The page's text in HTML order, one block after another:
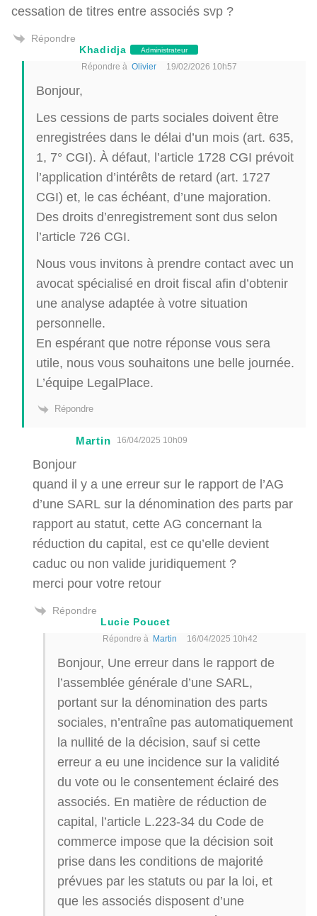
cessation de titres entre associés svp ?
Répondre
Khadidja
Administrateur
Répondre à Olivier 19/02/2026 10h57
Bonjour,
Les cessions de parts sociales doivent être
enregistrées dans le délai d’un mois (art. 635,
1, 7° CGI). À défaut, l’article 1728 CGI prévoit
l’application d’intérêts de retard (art. 1727
CGI) et, le cas échéant, d’une majoration.
Des droits d’enregistrement sont dus selon
l’article 726 CGI.
Nous vous invitons à prendre contact avec un
avocat spécialisé en droit fiscal afin d’obtenir
une analyse adaptée à votre situation
personnelle.
En espérant que notre réponse vous sera
utile, nous vous souhaitons une belle journée.
L’équipe LegalPlace.
Répondre
Martin 16/04/2025 10h09
Bonjour
quand il y a une erreur sur le rapport de l’AG
d’une SARL sur la dénomination des parts par
rapport au statut, cette AG concernant la
réduction du capital, est ce qu’elle devient
caduc ou non valide juridiquement ?
merci pour votre retour
Répondre
Lucie Poucet
Répondre à Martin 16/04/2025 10h42
Bonjour, Une erreur dans le rapport de
l’assemblée générale d’une SARL,
portant sur la dénomination des parts
sociales, n’entraîne pas automatiquement
la nullité de la décision, sauf si cette
erreur a eu une incidence sur la validité
du vote ou le consentement éclairé des
associés. En matière de réduction de
capital, l’article L.223-34 du Code de
commerce impose que la décision soit
prise dans les conditions de majorité
prévues par les statuts ou par la loi, et
que les associés disposent d’une